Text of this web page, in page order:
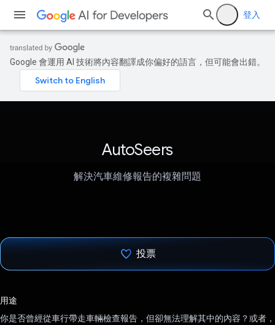
登入
Google 會運用 AI 技術將內容翻譯成你偏好的語言，但可能會出錯。
AutoSeers
解決汽車維修報告的複雜問題
投票
用途
你是否曾經從車行帶走車輛檢查報告，但卻無法理解其中的內容？或者，